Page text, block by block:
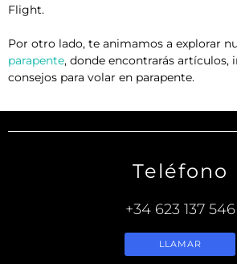
Flight.
Por otro lado, te animamos a explorar
parapente, donde encontrarás artículos,
consejos para volar en parapente.
Teléfono
+34 623 137 546
LLAMAR